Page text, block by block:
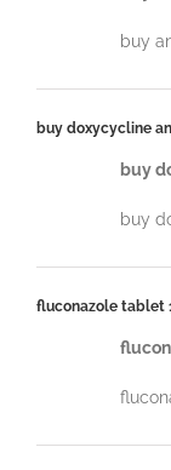
buy
buy doxycycline
buy
buy
fluconazole tablet